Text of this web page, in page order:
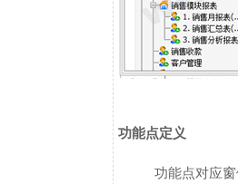
功能点定义
功能点对应